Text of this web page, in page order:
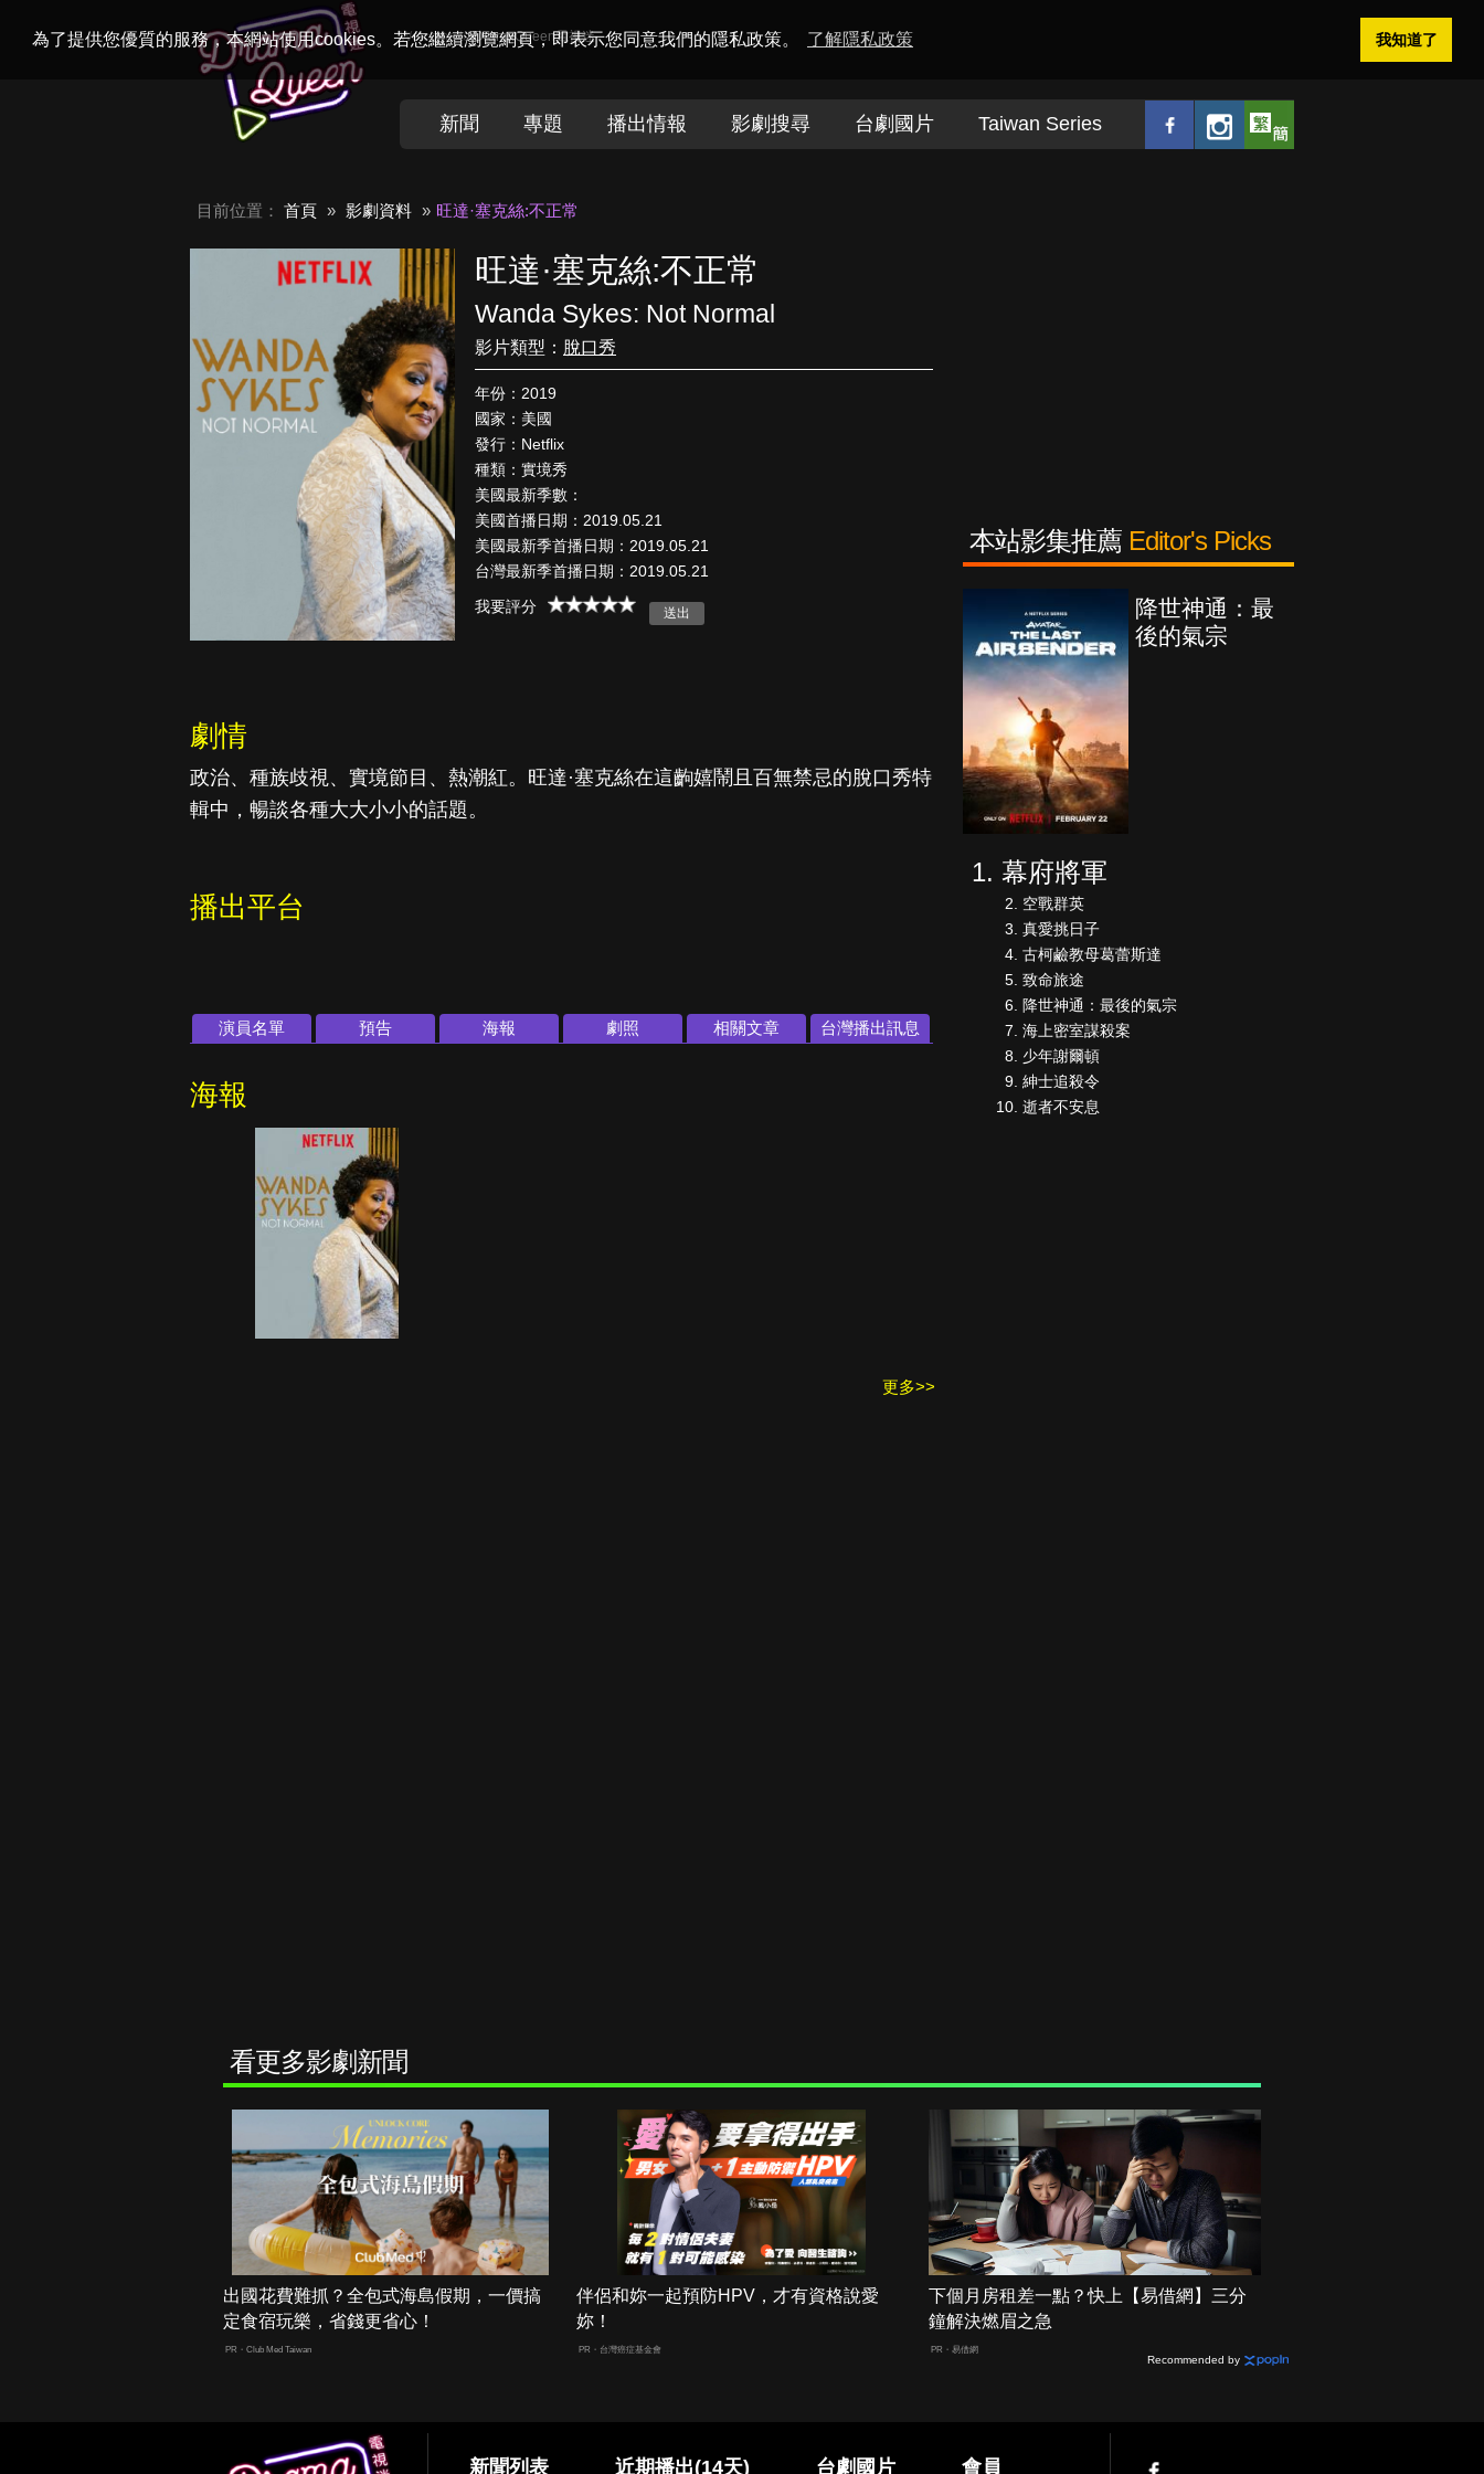
為了提供您優質的服務，本網站使用cookies。若您繼續瀏覽網頁，即表示您同意我們的隱私政策。 了解隱私政策 我知道了
Welcome toDramaQueen電視迷
新聞 專題 播出情報 影劇搜尋 台劇國片 Taiwan Series
目前位置： 首頁 影劇資料 旺達·塞克絲:不正常
旺達·塞克絲:不正常
Wanda Sykes: Not Normal
影片類型： 脫口秀
年份：2019
國家：美國
發行：Netflix
種類：實境秀
美國最新季數：
美國首播日期：2019.05.21
美國最新季首播日期：2019.05.21
台灣最新季首播日期：2019.05.21
我要評分
劇情
政治、種族歧視、實境節目、熱潮紅。旺達·塞克絲在這齣嬉鬧且百無禁忌的脫口秀特
輯中，暢談各種大大小小的話題。
播出平台
演員名單 預告 海報 劇照 相關文章 台灣播出訊息
海報
更多>>
本站影集推薦 Editor's Picks
古柯鹼教母葛
降世神通：最
後的氣宗
幕府將軍
空戰群英
真愛挑日子
古柯鹼教母葛蕾斯達
致命旅途
降世神通：最後的氣宗
海上密室謀殺案
少年謝爾頓
紳士追殺令
逝者不安息
看更多影劇新聞
出國花費難抓？全包式海島假期，一價搞
定食宿玩樂，省錢更省心！
PR・Club Med Taiwan
伴侶和妳一起預防HPV，才有資格說愛
妳！
PR・台灣癌症基金會
下個月房租差一點？快上【易借網】三分
鐘解決燃眉之急
PR・易借網
Recommended by
新聞列表 近期播出(14天) 台劇國片 會員